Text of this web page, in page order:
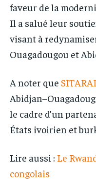
faveur de la
Il a salué leur
visant à
Ouagadougou et
A noter que
le cadre d’un
États ivoirien et
Lire aussi : Le
congolais